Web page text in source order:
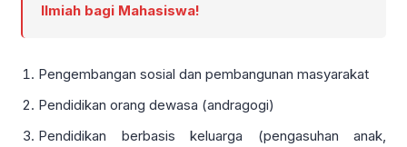
Ilmiah bagi Mahasiswa!
Pengembangan sosial dan pembangunan masyarakat
Pendidikan orang dewasa (andragogi)
Pendidikan berbasis keluarga (pengasuhan anak,